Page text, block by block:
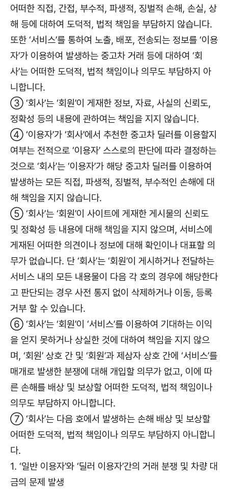
어떠한 직접, 간접, 부수적, 파생적, 징벌적 손해, 손실, 상
해 등에 대하여 도덕적, 법적 책임을 부담하지 않습니다.
또한 ‘서비스’를 통하여 노출, 배포, 전송되는 정보를 ‘이용
자’가 이용하여 발생하는 중고차 거래 등에 대하여 ‘회
사’는 어떠한 도덕적, 법적 책임이나 의무도 부담하지 아
니합니다.
③ ‘회사’는 ‘회원’이 게재한 정보, 자료, 사실의 신뢰도,
정확성 등의 내용에 관하여는 책임을 지지 않습니다.
④ ‘이용자’가 ‘회사’에서 추천한 중고차 딜러를 이용할지
여부는 전적으로 ‘이용자’ 스스로의 판단에 따라 결정하는
것으로 ‘회사’는 ‘이용자’가 해당 중고차 딜러를 이용하여
발생하는 모든 직접, 파생적, 징벌적, 부수적인 손해에 대
해 책임을 지지 않습니다.
⑤ ‘회사’는 ‘회원’이 사이트에 게재한 게시물의 신뢰도
및 정확성 등 내용에 대해 책임을 지지 않으며, 서비스에
게재된 어떠한 의견이나 정보에 대해 확인이나 대표할 의
무가 없습니다. 단 ‘회사’는 ‘회원’이 게시하거나 전달하는
서비스 내의 모든 내용물이 다음 각 호의 경우에 해당한다
고 판단되는 경우 사전 통지 없이 삭제하거나 이동, 등록
거부 할 수 있습니다.
⑥ ‘회사’는 ‘회원’이 ‘서비스’를 이용하여 기대하는 이익
을 얻지 못하거나 상실한 것에 대하여 책임을 지지 않으
며, ‘회원’ 상호 간 및 ‘회원’과 제삼자 상호 간에 ‘서비스’를
매개로 발생한 분쟁에 대해 개입할 의무가 없고, 이에 따
른 손해를 배상 및 보상할 어떠한 도덕적, 법적 책임이나
의무도 부담하지 아니합니다.
⑦ ‘회사’는 다음 호에서 발생하는 손해 배상 및 보상할
어떠한 도덕적, 법적 책임이나 의무도 부담하지 아니합니
다.
1. ‘일반 이용자’와 ‘딜러 이용자’간의 거래 분쟁 및 차량 대
금의 문제 발생